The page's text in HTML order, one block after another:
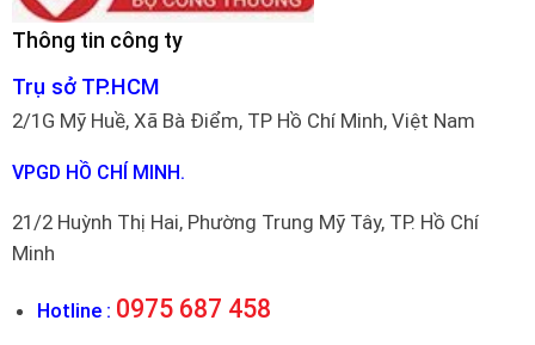
Thông tin công ty
Trụ sở TP.HCM
2/1G Mỹ Huề, Xã Bà Điểm, TP Hồ Chí Minh, Việt Nam
VPGD HỒ CHÍ MINH.
21/2 Huỳnh Thị Hai, Phường Trung Mỹ Tây, TP. Hồ Chí
Minh
Hotline : 0975 687 458